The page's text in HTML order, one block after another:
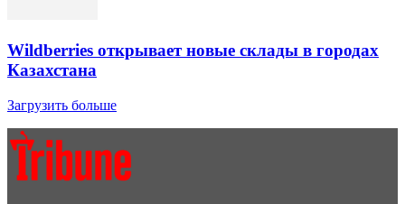
Wildberries открывает новые склады в городах
Казахстана
Загрузить больше